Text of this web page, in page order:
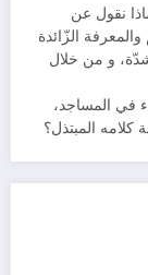
نقول عن
الزّائدة
و من خلال
في المساجد،
المبتذل؟